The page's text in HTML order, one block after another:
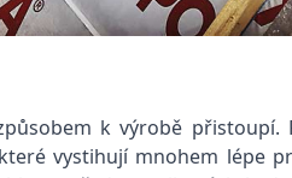
k výrobě
vystihují mnohem lépe